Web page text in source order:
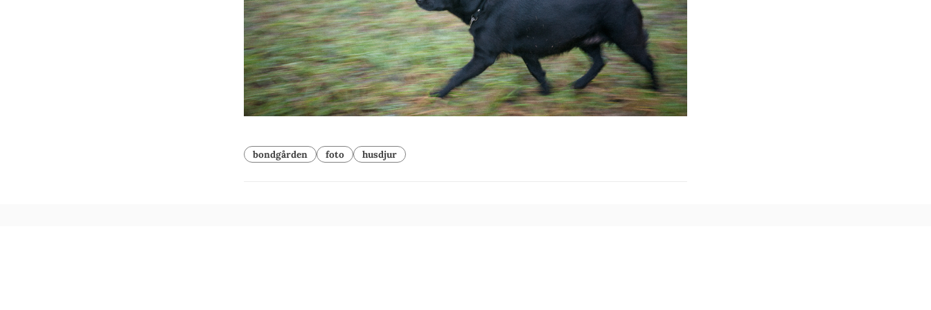
bondgården foto husdjur